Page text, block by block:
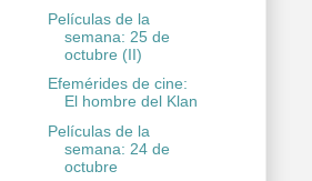
Películas de la
semana: 25 de
octubre (II)
Efemérides de cine:
El hombre del Klan
Películas de la
semana: 24 de
octubre